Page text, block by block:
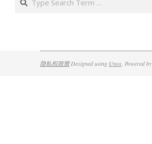
隐私权政策Designed using Unos . Powered by